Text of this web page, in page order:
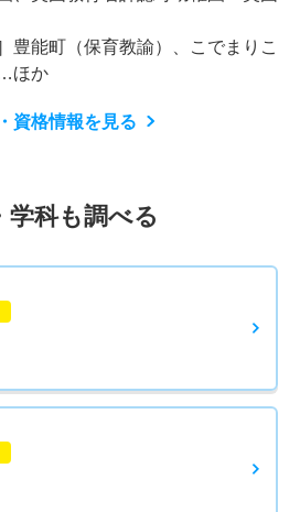
豊能町（保育教諭）、こでまりこ
ほか
資格情報を見る
学科も調べる